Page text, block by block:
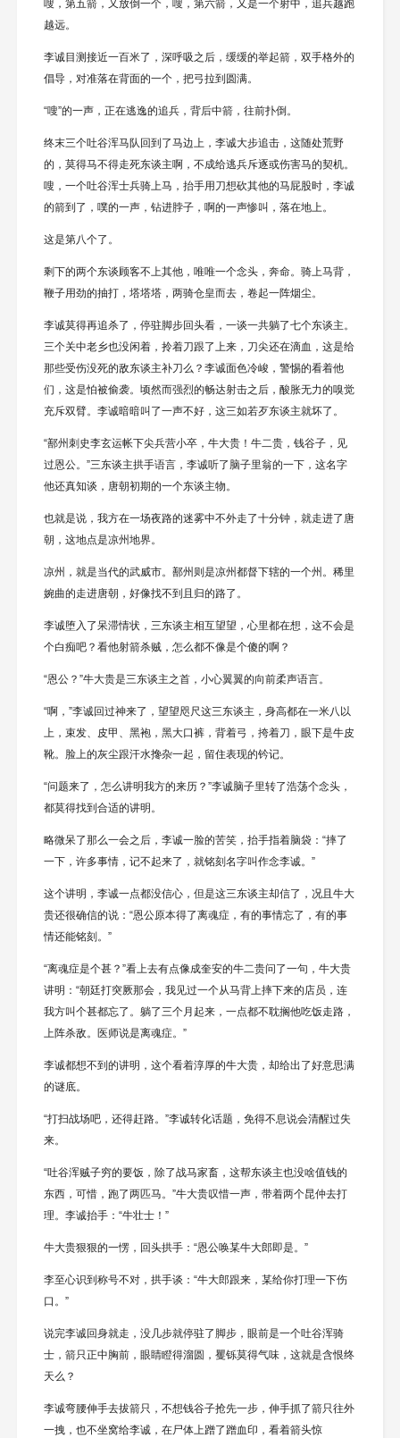
嗖，第五箭，又放倒一个，嗖，第六箭，又是一个射中，追兵越跑
越远。
李诚目测接近一百米了，深呼吸之后，缓缓的举起箭，双手格外的
倡导，对准落在背面的一个，把弓拉到圆满。
“嗖”的一声，正在逃逸的追兵，背后中箭，往前扑倒。
终末三个吐谷浑马队回到了马边上，李诚大步追击，这随处荒野
的，莫得马不得走死东谈主啊，不成给逃兵斥逐或伤害马的契机。
嗖，一个吐谷浑士兵骑上马，抬手用刀想砍其他的马屁股时，李诚
的箭到了，噗的一声，钻进脖子，啊的一声惨叫，落在地上。
这是第八个了。
剩下的两个东谈顾客不上其他，唯唯一个念头，奔命。骑上马背，
鞭子用劲的抽打，塔塔塔，两骑仓皇而去，卷起一阵烟尘。
李诚莫得再追杀了，停驻脚步回头看，一谈一共躺了七个东谈主。
三个关中老乡也没闲着，拎着刀跟了上来，刀尖还在滴血，这是给
那些受伤没死的敌东谈主补刀么？李诚面色冷峻，警惕的看着他
们，这是怕被偷袭。顷然而强烈的畅达射击之后，酸胀无力的嗅觉
充斥双臂。李诚暗暗叫了一声不好，这三如若歹东谈主就坏了。
“鄯州刺史李玄运帐下尖兵营小卒，牛大贵！牛二贵，钱谷子，见
过恩公。”三东谈主拱手语言，李诚听了脑子里翁的一下，这名字
他还真知谈，唐朝初期的一个东谈主物。
也就是说，我方在一场夜路的迷雾中不外走了十分钟，就走进了唐
朝，这地点是凉州地界。
凉州，就是当代的武威市。鄯州则是凉州都督下辖的一个州。稀里
婉曲的走进唐朝，好像找不到且归的路了。
李诚堕入了呆滞情状，三东谈主相互望望，心里都在想，这不会是
个白痴吧？看他射箭杀贼，怎么都不像是个傻的啊？
“恩公？”牛大贵是三东谈主之首，小心翼翼的向前柔声语言。
“啊，”李诚回过神来了，望望咫尺这三东谈主，身高都在一米八以
上，束发、皮甲、黑袍，黑大口裤，背着弓，挎着刀，眼下是牛皮
靴。脸上的灰尘跟汗水搀杂一起，留住表现的钤记。
“问题来了，怎么讲明我方的来历？”李诚脑子里转了浩荡个念头，
都莫得找到合适的讲明。
略微呆了那么一会之后，李诚一脸的苦笑，抬手指着脑袋：“摔了
一下，许多事情，记不起来了，就铭刻名字叫作念李诚。”
这个讲明，李诚一点都没信心，但是这三东谈主却信了，况且牛大
贵还很确信的说：“恩公原本得了离魂症，有的事情忘了，有的事
情还能铭刻。”
“离魂症是个甚？”看上去有点像成奎安的牛二贵问了一句，牛大贵
讲明：“朝廷打突厥那会，我见过一个从马背上摔下来的店员，连
我方叫个甚都忘了。躺了三个月起来，一点都不耽搁他吃饭走路，
上阵杀敌。医师说是离魂症。”
李诚都想不到的讲明，这个看着淳厚的牛大贵，却给出了好意思满
的谜底。
“打扫战场吧，还得赶路。”李诚转化话题，免得不息说会清醒过失
来。
“吐谷浑贼子穷的要饭，除了战马家畜，这帮东谈主也没啥值钱的
东西，可惜，跑了两匹马。”牛大贵叹惜一声，带着两个昆仲去打
理。李诚抬手：“牛壮士！”
牛大贵狠狠的一愣，回头拱手：“恩公唤某牛大郎即是。”
李至心识到称号不对，拱手谈：“牛大郎跟来，某给你打理一下伤
口。”
说完李诚回身就走，没几步就停驻了脚步，眼前是一个吐谷浑骑
士，箭只正中胸前，眼睛瞪得溜圆，矍铄莫得气味，这就是含恨终
天么？
李诚弯腰伸手去拔箭只，不想钱谷子抢先一步，伸手抓了箭只往外
一拽，也不坐窝给李诚，在尸体上蹭了蹭血印，看着箭头惊